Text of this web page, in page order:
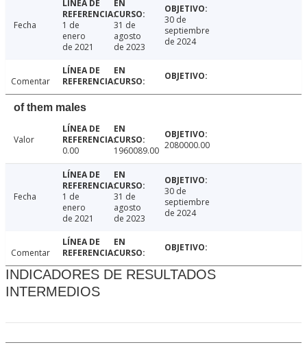
Fecha
1 de
enero
de 2021
31 de
agosto
de 2023
30 de
septiembre
de 2024
Comentar
of them males
Valor
0.00
1960089.00 2080000.00
Fecha
1 de
enero
de 2021
31 de
agosto
de 2023
30 de
septiembre
de 2024
Comentar
INDICADORES DE RESULTADOS
INTERMEDIOS